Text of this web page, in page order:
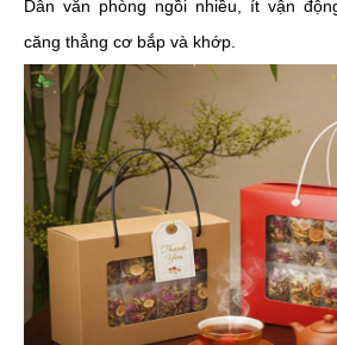
Dân văn phòng ngồi nhiều, ít vận
căng thẳng cơ bắp và khớp.